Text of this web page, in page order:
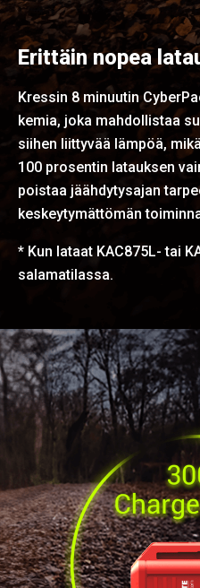
Erittäin nopea
Kressin 8 minuutin
kemia, joka mahdollistaa
siihen liittyvää lämpöä,
100 prosentin latauksen
poistaa jäähdytysajan
keskeytymättömän
* Kun lataat KAC875L- tai
salamatilassa.